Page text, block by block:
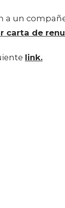
a un
carta de
link.